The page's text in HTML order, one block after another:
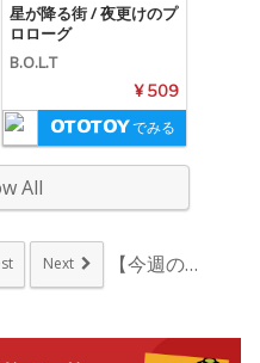
星が降る街 / 夜更けのプ
ロローグ
B.O.L.T
¥ 509
でみる
All
Next 【今週のK-POP】...